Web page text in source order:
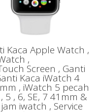
Kaca Apple Watch ,
,
Screen , Ganti
Kaca iWatch 4
, iWatch 5 pecah
5 , 6, SE, 7 41mm &
iwatch , Service